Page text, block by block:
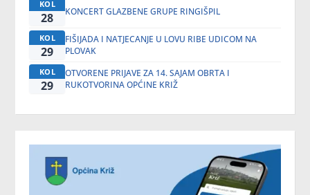
KOL
28 KONCERT GLAZBENE GRUPE RINGIŠPIL
KOL
29
FIŠIJADA I NATJECANJE U LOVU RIBE UDICOM NA
PLOVAK
KOL
29
OTVORENE PRIJAVE ZA 14. SAJAM OBRTA I
RUKOTVORINA OPĆINE KRIŽ